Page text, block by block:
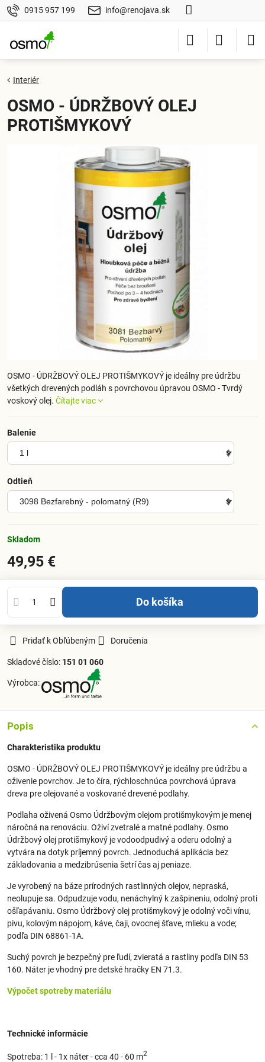
0915 957 199 info@renojava.sk
Interiér
OSMO - ÚDRŽBOVÝ OLEJ
PROTIŠMYKOVÝ
OSMO - ÚDRŽBOVÝ OLEJ PROTIŠMYKOVÝ je ideálny pre údržbu
všetkých drevených podláh s povrchovou úpravou OSMO - Tvrdý
voskový olej. Čítajte viac
Balenie
Odtieň
Skladom
49,95 €
Do košíka
Pridať k Obľúbeným Doručenia
Skladové číslo: 151 01 060
Výrobca:
Popis
Charakteristika produktu
OSMO - ÚDRŽBOVÝ OLEJ PROTIŠMYKOVÝ je ideálny pre údržbu a
oživenie povrchov. Je to číra, rýchloschnúca povrchová úprava
dreva pre olejované a voskované drevené podlahy.
Podlaha oživená Osmo Údržbovým olejom protišmykovým je menej
náročná na renováciu. Oživí zvetralé a matné podlahy. Osmo
Údržbový olej protišmykový je vodoodpudivý a oderu odolný a
vytvára na dotyk príjemný povrch. Jednoduchá aplikácia bez
základovania a medzibrúsenia šetrí čas aj peniaze.
Je vyrobený na báze prírodných rastlinných olejov, nepraská,
neolupuje sa. Odpudzuje vodu, nenáchylný k zašpineniu, odolný proti
ošľapávaniu. Osmo Údržbový olej protišmykový je odolný voči vínu,
pivu, kolovým nápojom, káve, čaji, ovocnej šťave, mlieku a vode;
podľa DIN 68861-1A.
Suchý povrch je bezpečný pre ľudí, zvieratá a rastliny podľa DIN 53
160. Náter je vhodný pre detské hračky EN 71.3.
Výpočet spotreby materiálu
Technické informácie
Spotreba: 1 l - 1x náter - cca 40 - 60 m2